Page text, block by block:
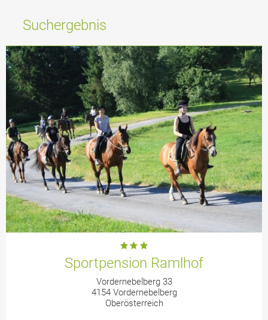
Suchergebnis
Sportpension Ramlhof
Vordernebelberg 33
4154 Vordernebelberg
Oberösterreich